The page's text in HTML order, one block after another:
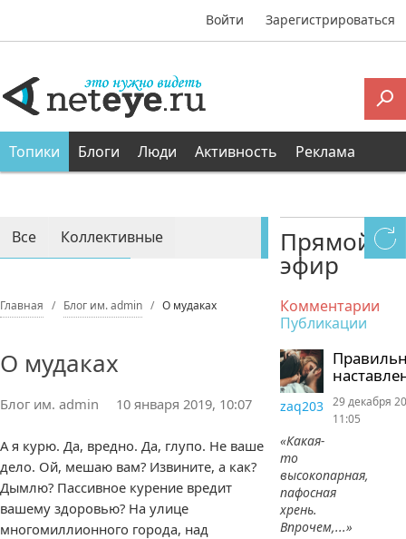
Войти Зарегистрироваться
Топики Блоги Люди Активность Реклама
Все Коллективные
Главная Блог им. admin О мудаках
О мудаках
Блог им. admin 10 января 2019, 10:07
А я курю. Да, вредно. Да, глупо. Не ваше
дело. Ой, мешаю вам? Извините, а как?
Дымлю? Пассивное курение вредит
вашему здоровью? На улице
многомиллионного города, над
Прямой
эфир
Комментарии
Публикации
zaq203
«Какая-
то
высокопарная,
пафосная
хрень.
Впрочем,...»
29 декабря
11:05